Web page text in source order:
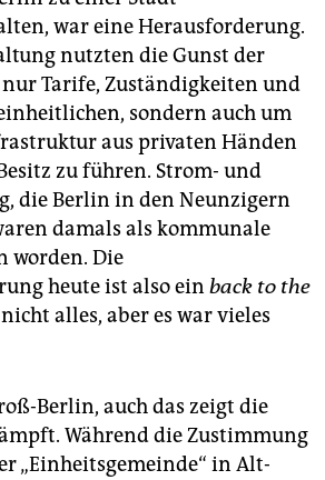
war eine Herausforderung.
nutzten die Gunst der
Tarife, Zuständigkeiten und
sondern auch um
aus privaten Händen
zu führen. Strom- und
die Berlin in den Neunzigern
damals als kommunale
worden. Die
heute ist also ein back to the
alles, aber es war vieles
Berlin, auch das zeigt die
Während die Zustimmung
„Einheitsgemeinde“ in Alt-